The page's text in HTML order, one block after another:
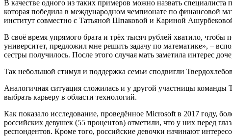
В качестве одного из таких примеров можно назвать
которая победила в международном чемпионате по финансовой
институт совместно с Татьяной Шпаковой и Кариной
В своё время упрямого брата и трёх тысяч рублей хватило, чтобы
университет, предложил мне решить задачу по математике», –
сестры получилось. После этого случая мать заметила интерес
Так небольшой стимул и поддержка семьи сподвигли
Аналогичная ситуация сложилась и у другой участницы
выбрать карьеру в области технологий.
Как показало исследование, проведённое Microsoft в 2017 году,
российских девушек (55 процентов) отметили, что у них перед
респондентов. Кроме того, российские девочки начинают